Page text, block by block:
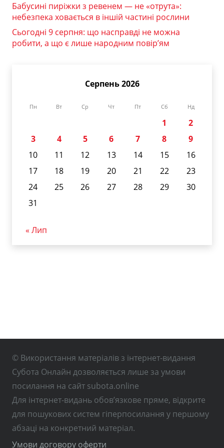
Бабусині пиріжки з ревенем — не «отрута»:
небезпека ховається в іншій частині рослини
Сьогодні 9 серпня: що насправді не можна
робити, а що є лише народним повір’ям
Серпень 2026
Пн Вт Ср Чт Пт Сб Нд
1
2
3
4 5 6 7 8
9
10
11 12 13 14 15
16
17
18 19 20 21 22
23
24
25 26 27 28 29
30
31
« Лип
© Використання матеріалів з інтернет-видання
Субота Онлайн дозволяється лише за умови
посилання на сайт subota.online
Для інтернет-видань обов’язкове пряме, відкрите
для пошукових систем гіперпосилання у першому
абзаці на конкретний матеріал.
Умови договору оферти